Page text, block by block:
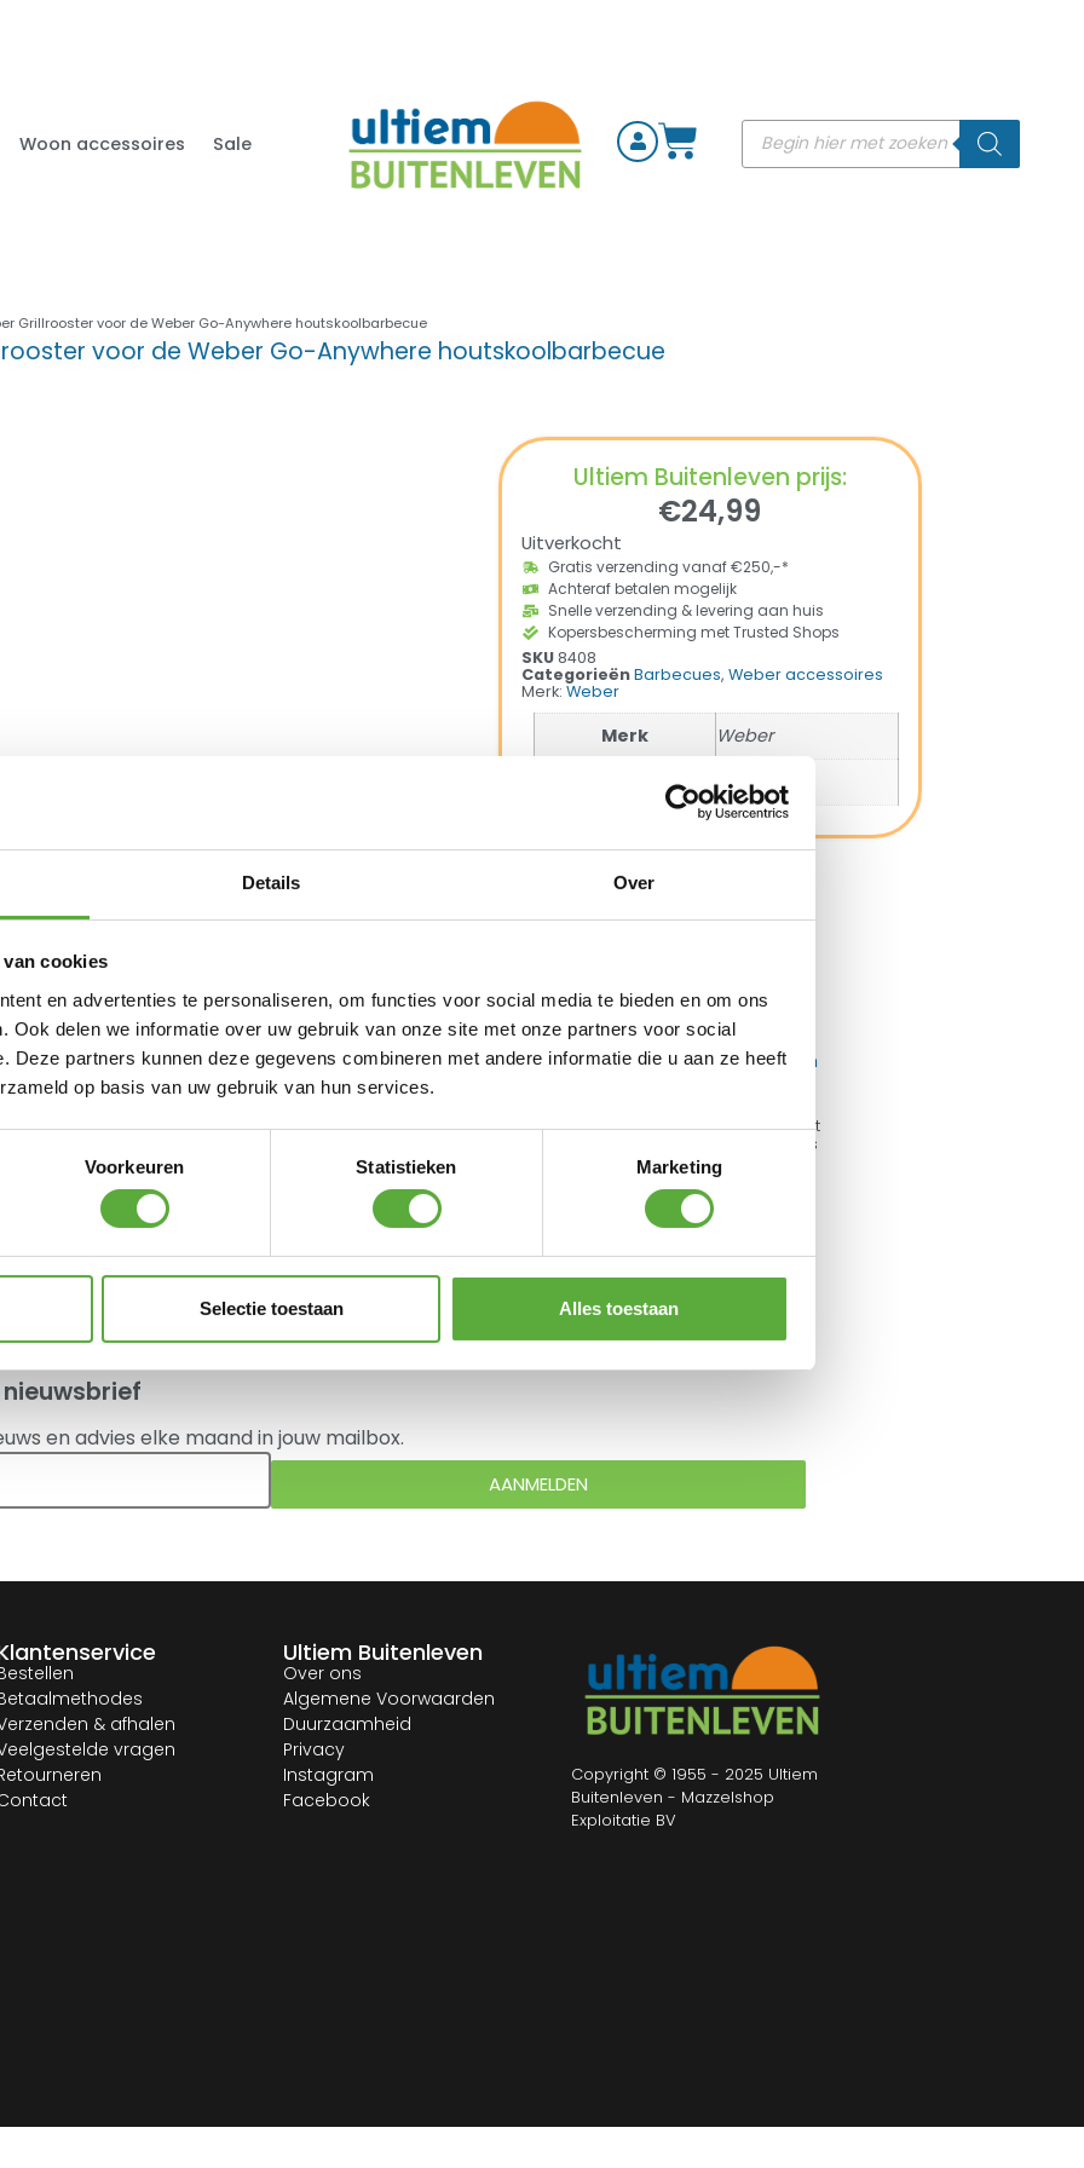
Details Over
cookies
en advertenties te personaliseren, om functies voor social media te bieden en om ons
Ook delen we informatie over uw gebruik van onze site met onze partners voor social
Deze partners kunnen deze gegevens combineren met andere informatie die u aan ze heeft
op basis van uw gebruik van hun services.
Voorkeuren Statistieken Marketing
Selectie toestaan Alles toestaan
Woon accessoires Sale
Grillrooster voor de Weber Go-Anywhere houtskoolbarbecue
voor de Weber Go-Anywhere houtskoolbarbecue
Ultiem Buitenleven prijs:
€24,99
Uitverkocht
Gratis verzending vanaf €250,-*
Achteraf betalen mogelijk
Snelle verzending & levering aan huis
Kopersbescherming met Trusted Shops
SKU8408
CategorieënBarbecues, Weber accessoires
Merk: Weber
Merk
Weber
8408
€250,-* Achteraf betalen mogelijk Kopersbescherming met Trusted Shops
Weber Bakplaat Gourmet
BBQ System Grillroosters
€64,95
en advies elke maand in jouw mailbox.
AANMELDEN
& afhalen
vragen
Ultiem Buitenleven
Over ons
Algemene Voorwaarden
Duurzaamheid
Privacy
Instagram
Facebook
Copyright © 1955 - 2025 Ultiem
Buitenleven - Mazzelshop
Exploitatie BV